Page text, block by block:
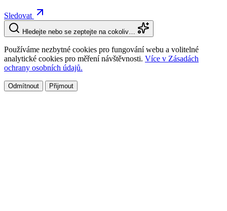
Sledovat
Hledejte nebo se zeptejte na cokoliv…
Používáme nezbytné cookies pro fungování webu a volitelné
analytické cookies pro měření návštěvnosti. Více v Zásadách
ochrany osobních údajů.
Odmítnout Přijmout